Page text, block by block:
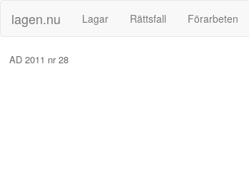
lagen.nu Lagar Rättsfall Förarbeten
AD 2011 nr 28